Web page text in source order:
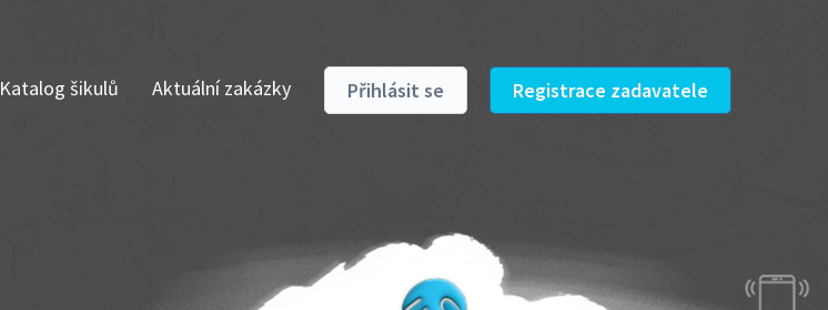
Katalog šikulů Aktuální zakázky Přihlásit se Registrace zadavatele